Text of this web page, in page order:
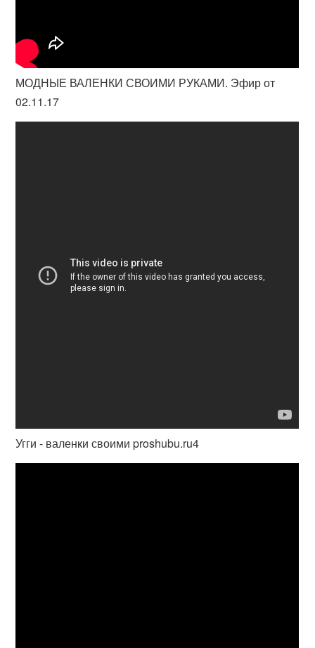
МОДНЫЕ ВАЛЕНКИ СВОИМИ РУКАМИ. Эфир от
02.11.17
Угги - валенки своими proshubu.ru4